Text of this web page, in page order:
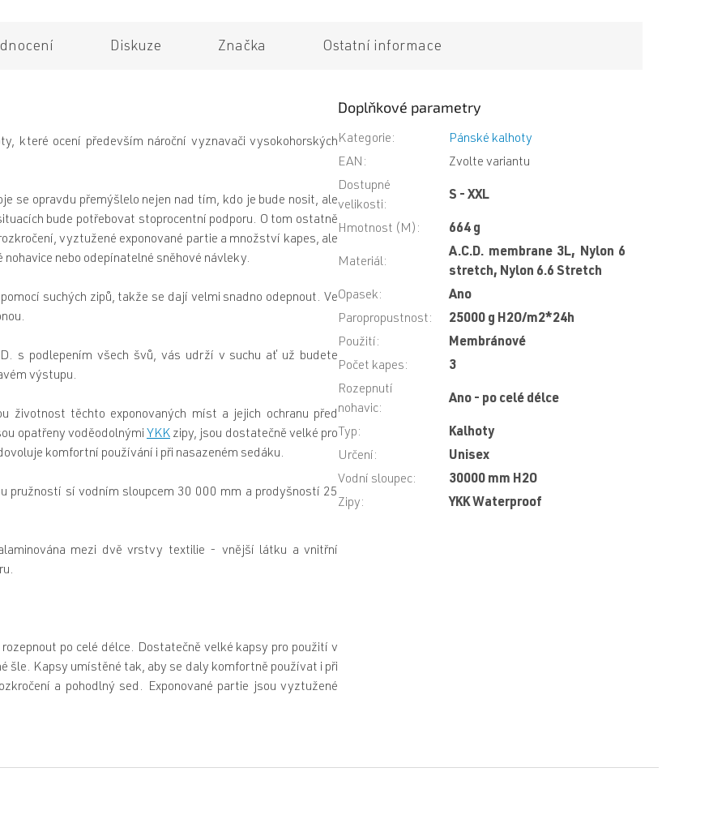
Diskuze Značka Ostatní informace
které ocení především nároční vyznavači vysokohorských
se opravdu přemýšlelo nejen nad tím, kdo je bude nosit, ale
bude potřebovat stoprocentní podporu. O tom ostatně
vyztužené exponované partie a množství kapes, ale
nebo odepínatelné sněhové návleky.
suchých zipů, takže se dají velmi snadno odepnout. Ve
s podlepením všech švů, vás udrží v suchu ať už budete
výstupu.
životnost těchto exponovaných míst a jejich ochranu před
opatřeny voděodolnými YKKzipy, jsou dostatečně velké pro
komfortní používání i při nasazeném sedáku.
pružností sí vodním sloupcem 30 000 mm a prodyšností 25
mezi dvě vrstvy textilie - vnější látku a vnitřní
po celé délce. Dostatečně velké kapsy pro použití v
šle. Kapsy umístěné tak, aby se daly komfortně používat i při
a pohodlný sed. Exponované partie jsou vyztužené
Doplňkové parametry
Kategorie:
Pánské kalhoty
EAN :
Zvolte variantu
Dostupné
velikosti:
S - XXL
Hmotnost (M) : 664 g
Materiál:
A.C.D. membrane 3L, Nylon 6
stretch, Nylon 6.6 Stretch
Opasek:
Ano
Paropropustnost:
25000 g H2O/m2*24h
Použití :
Membránové
Počet kapes:
3
Rozepnutí
nohavic:
Ano - po celé délce
Typ:
Kalhoty
Určení :
Unisex
Vodní sloupec:
30000 mm H2O
Zipy: YKK Waterproof